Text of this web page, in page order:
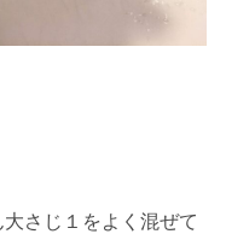
さじ１をよく混ぜて